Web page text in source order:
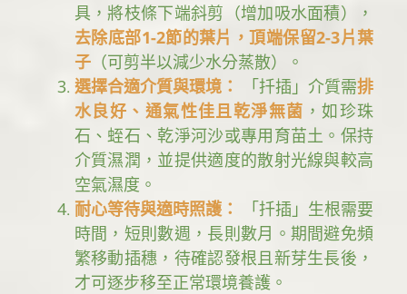
具，將枝條下端斜剪（增加吸水面積），
去除底部1-2節的葉片，頂端保留2-3片葉
子（可剪半以減少水分蒸散）。
選擇合適介質與環境：
「扦插」介質需排
水良好、通氣性佳且乾淨無菌 ，如珍珠
石、蛭石、乾淨河沙或專用育苗土。保持
介質濕潤，並提供適度的散射光線與較高
空氣濕度。
耐心等待與適時照護：
「扦插」生根需要
時間，短則數週，長則數月。期間避免頻
繁移動插穗，待確認發根且新芽生長後，
才可逐步移至正常環境養護。